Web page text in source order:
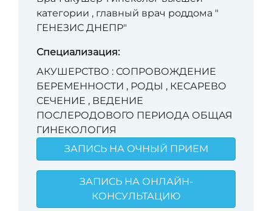
категории , главный врач роддома "
ГЕНЕЗИС ДНЕПР"
Специализация:
АКУШЕРСТВО : СОПРОВОЖДЕНИЕ
БЕРЕМЕННОСТИ , РОДЫ , КЕСАРЕВО
СЕЧЕНИЕ , ВЕДЕНИЕ
ПОСЛЕРОДОВОГО ПЕРИОДА ОБЩАЯ
ГИНЕКОЛОГИЯ
ЗАПИСЬ НА ОЧНЫЙ ПРИЕМ
ЗАПИСЬ НА ОНЛАЙН-
КОНСУЛЬТАЦИЮ